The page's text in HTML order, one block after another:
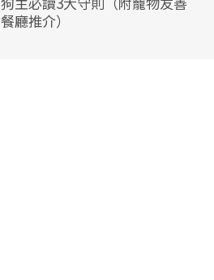
餐廳推介）